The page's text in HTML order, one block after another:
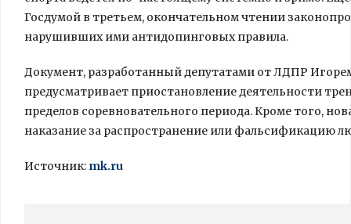
Госдумой в третьем, окончательном чтении
нарушивших ими антидопинговых правила.
Документ, разработанный депутатами от ЛДПР
предусматривает приостановление деятельности
пределов соревновательного периода. Кроме того,
наказание за распространение или фальсификацию
Источник: mk.ru